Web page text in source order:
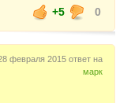
+5
0
февраля 2015 ответ на
марк